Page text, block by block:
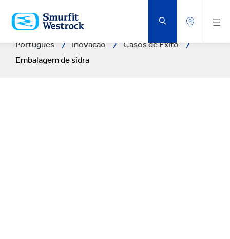
AO
CONTEÚDO
PRINCIPAL
Português Inovação
Casos de Êxito
Embalagem de sidra